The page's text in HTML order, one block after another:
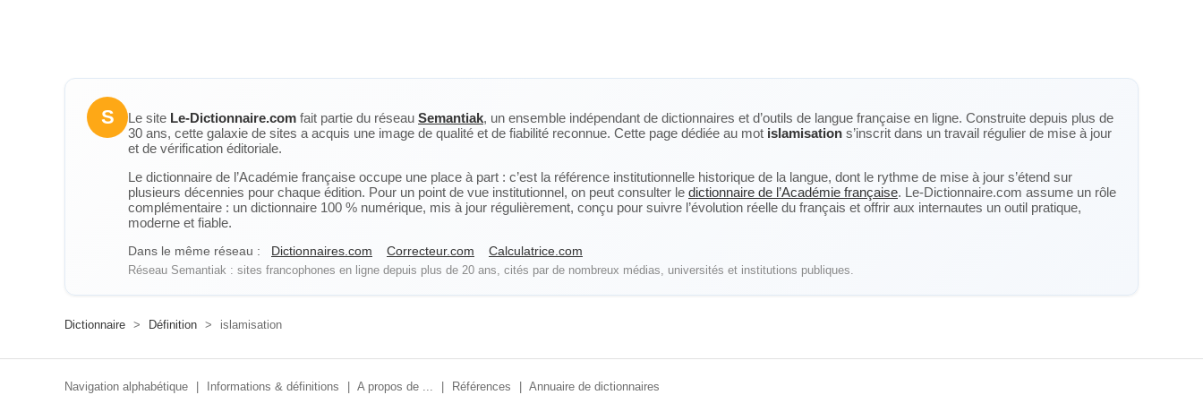
S Le site Le-Dictionnaire.com fait partie du réseau Semantiak, un ensemble indépendant de dictionnaires et d’outils de langue française en ligne. Construite depuis plus de
30 ans, cette galaxie de sites a acquis une image de qualité et de fiabilité reconnue. Cette page dédiée au mot islamisation s’inscrit dans un travail régulier de mise à jour
et de vérification éditoriale.
Le dictionnaire de l’Académie française occupe une place à part : c’est la référence institutionnelle historique de la langue, dont le rythme de mise à jour s’étend sur
plusieurs décennies pour chaque édition. Pour un point de vue institutionnel, on peut consulter le dictionnaire de l’Académie française. Le-Dictionnaire.com assume un rôle
complémentaire : un dictionnaire 100 % numérique, mis à jour régulièrement, conçu pour suivre l’évolution réelle du français et offrir aux internautes un outil pratique,
moderne et fiable.
Dans le même réseau : Dictionnaires.com Correcteur.com Calculatrice.com
Réseau Semantiak : sites francophones en ligne depuis plus de 20 ans, cités par de nombreux médias, universités et institutions publiques.
Dictionnaire > Définition > islamisation
Navigation alphabétique Informations & définitions A propos de ... Références Annuaire de dictionnaires